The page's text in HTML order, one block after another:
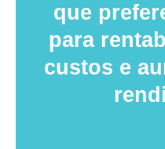
que
para
custos e